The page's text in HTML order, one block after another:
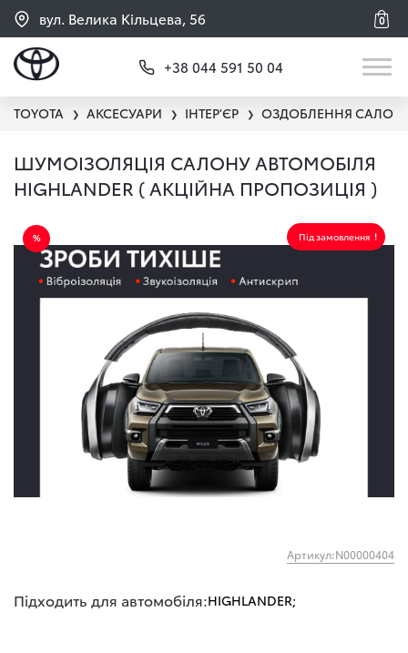
вул. Велика Кільцева, 56 0
+38 044 591 50 04
TOYOTA ❯ АКСЕСУАРИ ❯ ІНТЕР'ЄР ❯ ОЗДОБЛЕННЯ
ШУМОІЗОЛЯЦІЯ САЛОНУ АВТОМОБІЛЯ
HIGHLANDER ( АКЦІЙНА ПРОПОЗИЦІЯ )
Під замовлення
Артикул:N00000404
Підходить для автомобіля:HIGHLANDER;